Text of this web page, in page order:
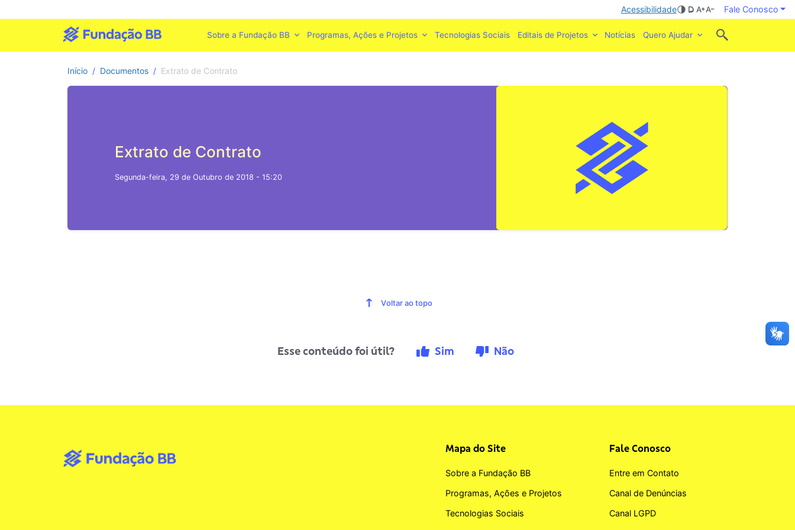
Acessibilidade Fale Conosco
Sobre a Fundação BB Programas, Ações e Projetos Tecnologias Sociais Editais de Projetos Notícias Quero Ajudar
Início Documentos Extrato de Contrato
Extrato de Contrato
Segunda-feira, 29 de Outubro de 2018 - 15:20
Voltar ao topo
Esse conteúdo foi útil? Sim Não
Mapa do Site
Sobre a Fundação BB
Programas, Ações e Projetos
Tecnologias Sociais
Fale Conosco
Entre em Contato
Canal de Denúncias
Canal LGPD